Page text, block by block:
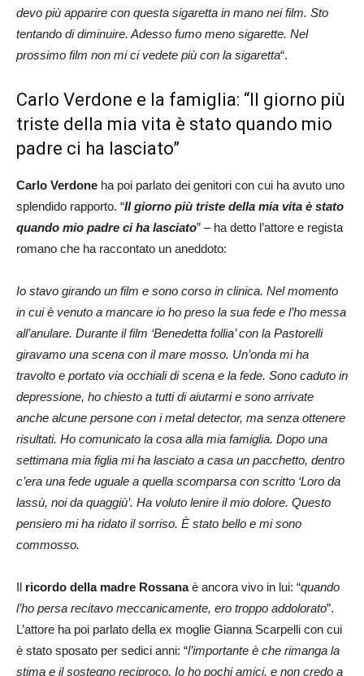
devo più apparire con questa sigaretta in mano nei film. Sto
tentando di diminuire. Adesso fumo meno sigarette. Nel
prossimo film non mi ci vedete più con la sigaretta“.
Carlo Verdone e la famiglia: “Il giorno più
triste della mia vita è stato quando mio
padre ci ha lasciato”
Carlo Verdone ha poi parlato dei genitori con cui ha avuto uno
splendido rapporto. “Il giorno più triste della mia vita è stato
quando mio padre ci ha lasciato” – ha detto l’attore e regista
romano che ha raccontato un aneddoto:
Io stavo girando un film e sono corso in clinica. Nel momento
in cui è venuto a mancare io ho preso la sua fede e l’ho messa
all’anulare. Durante il film ‘Benedetta follia’ con la Pastorelli
giravamo una scena con il mare mosso. Un’onda mi ha
travolto e portato via occhiali di scena e la fede. Sono caduto in
depressione, ho chiesto a tutti di aiutarmi e sono arrivate
anche alcune persone con i metal detector, ma senza ottenere
risultati. Ho comunicato la cosa alla mia famiglia. Dopo una
settimana mia figlia mi ha lasciato a casa un pacchetto, dentro
c’era una fede uguale a quella scomparsa con scritto ‘Loro da
lassù, noi da quaggiù’. Ha voluto lenire il mio dolore. Questo
pensiero mi ha ridato il sorriso. È stato bello e mi sono
commosso.
Il ricordo della madre Rossanaè ancora vivo in lui: “quando
l’ho persa recitavo meccanicamente, ero troppo addolorato”.
L’attore ha poi parlato della ex moglie Gianna Scarpelli con cui
è stato sposato per sedici anni: “l’importante è che rimanga la
stima e il sostegno reciproco. Io ho pochi amici, e non credo a